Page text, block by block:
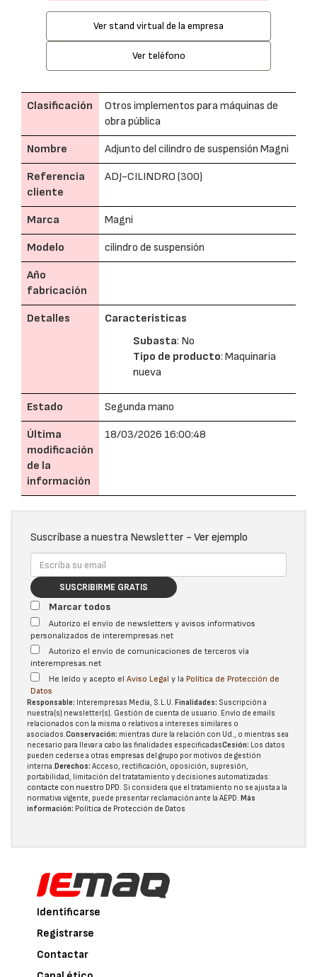
Ver stand virtual de la empresa
Ver teléfono
Clasificación
Otros implementos para máquinas de
obra pública
Nombre Adjunto del cilindro de suspensión Magni
Referencia
cliente
ADJ-CILINDRO (300)
Marca Magni
Modelo cilindro de suspensión
Año
fabricación
Detalles
Caracteristicas
Subasta: No
Tipo de producto: Maquinaria
nueva
Estado Segunda mano
Última
modificación
de la
información
18/03/2026 16:00:48
Suscríbase a nuestra Newsletter - Ver ejemplo
SUSCRIBIRME GRATIS
Marcar todos
Autorizo el envío de newsletters y avisos informativos
personalizados de interempresas.net
Autorizo el envío de comunicaciones de terceros vía
interempresas.net
He leído y acepto el Aviso Legal y la Política de Protección de
Datos
Responsable: Interempresas Media, S.L.U. Finalidades: Suscripción a
nuestra(s) newsletter(s). Gestión de cuenta de usuario. Envío de emails
relacionados con la misma o relativos a intereses similares o
asociados.Conservación: mientras dure la relación con Ud., o mientras sea
necesario para llevar a cabo las finalidades especificadasCesión: Los datos
pueden cederse a otras empresas del grupo por motivos de gestión
interna.Derechos: Acceso, rectificación, oposición, supresión,
portabilidad, limitación del tratatamiento y decisiones automatizadas:
contacte con nuestro DPD. Si considera que el tratamiento no se ajusta a la
normativa vigente, puede presentar reclamación ante la AEPD. Más
información: Política de Protección de Datos
Identificarse
Registrarse
Contactar